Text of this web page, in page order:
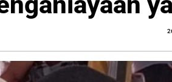
Kasus
Penganiayaan
Viral
di